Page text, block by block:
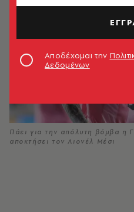
Πάει για την απόλυτη βόμβα η
αποκτήσει τον Λιονέλ Μέσι
Αποδέχομαι την
Δεδομένων